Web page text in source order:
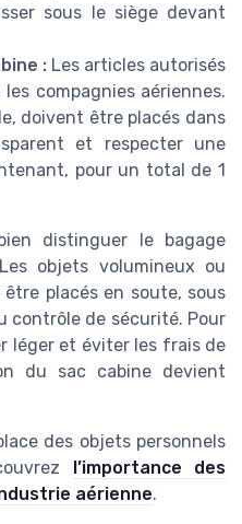
sous le siège devant
: Les articles autorisés
compagnies aériennes.
doivent être placés dans
et respecter une
pour un total de 1
distinguer le bagage
objets volumineux ou
placés en soute, sous
contrôle de sécurité. Pour
léger et éviter les frais de
du sac cabine devient
des objets personnels
l’importance des
aérienne.